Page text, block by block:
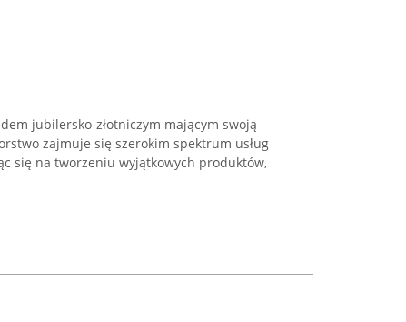
jubilersko-złotniczym mającym swoją
zajmuje się szerokim spektrum usług
się na tworzeniu wyjątkowych produktów,